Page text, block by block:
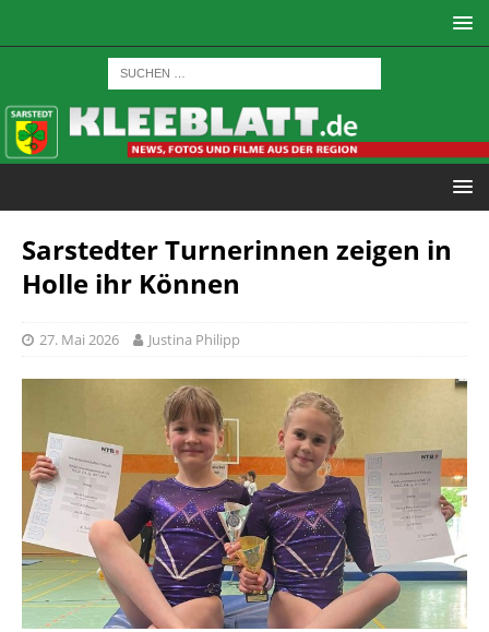
Sarstedter Turnerinnen zeigen in
Holle ihr Können
27. Mai 2026 Justina Philipp